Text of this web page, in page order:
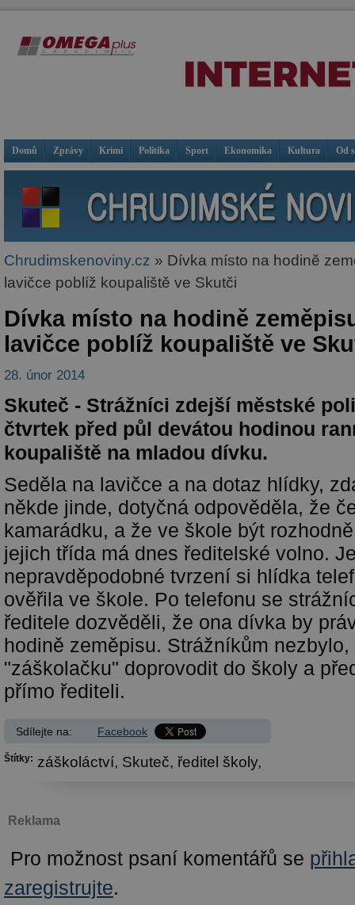
Domů Zprávy Krimi Politika Sport Ekonomika Kultura Od
Chrudimskenoviny.cz » Dívka místo na hodině
lavičce poblíž koupaliště ve Skutči
Dívka místo na hodině
lavičce poblíž koupaliště ve
28. únor 2014
Skuteč - Strážníci zdejší městské
čtvrtek před půl devátou hodinou
koupaliště na mladou dívku.
Seděla na lavičce a na dotaz hlídky,
někde jinde, dotyčná odpověděla, že
kamarádku, a že ve škole být
jejich třída má dnes ředitelské volno.
nepravděpodobné tvrzení si hlídka
ověřila ve škole. Po telefonu se
ředitele dozvěděli, že ona dívka by
hodině zeměpisu. Strážníkům
"záškolačku" doprovodit do školy a
přímo řediteli.
Sdílejte na: Facebook
Štítky: záškoláctví, Skuteč, ředitel školy,
Reklama
Pro možnost psaní komentářů se
zaregistrujte.